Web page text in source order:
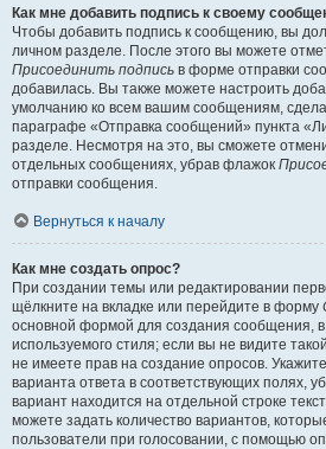
Как мне добавить подпись к своему
Чтобы добавить подпись к сообщению, вы
личном разделе. После этого вы можете
Присоединить подпись в форме отправки
добавилась. Вы также можете настроить
умолчанию ко всем вашим сообщениям,
параграфе «Отправка сообщений» пункта
разделе. Несмотря на это, вы сможете
отдельных сообщениях, убрав флажок
отправки сообщения.
Вернуться к началу
Как мне создать опрос?
При создании темы или редактировании
щёлкните на вкладке или перейдите в форму
основной формой для создания сообщения, в
используемого стиля; если вы не видите
не имеете прав на создание опросов.
варианта ответа в соответствующих полях,
вариант находится на отдельной строке
можете задать количество вариантов,
пользователи при голосовании, с помощью